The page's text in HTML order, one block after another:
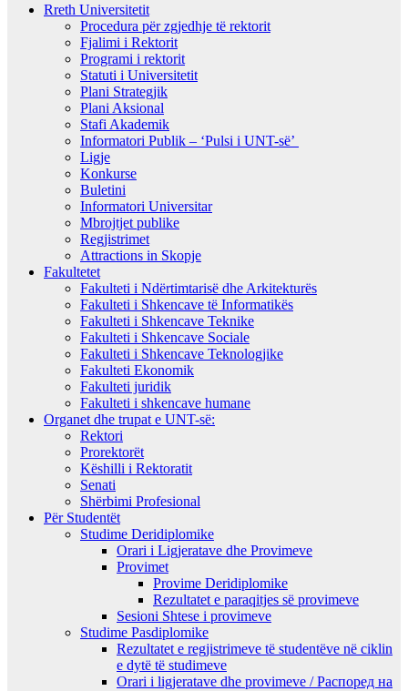
Rreth Universitetit
Procedura për zgjedhje të rektorit
Fjalimi i Rektorit
Programi i rektorit
Statuti i Universitetit
Plani Strategjik
Plani Aksional
Stafi Akademik
Informatori Publik – ‘Pulsi i UNT-së’
Ligje
Konkurse
Buletini
Informatori Universitar
Mbrojtjet publike
Regjistrimet
Attractions in Skopje
Fakultetet
Fakulteti i Ndërtimtarisë dhe Arkitekturës
Fakulteti i Shkencave të Informatikës
Fakulteti i Shkencave Teknike
Fakulteti i Shkencave Sociale
Fakulteti i Shkencave Teknologjike
Fakulteti Ekonomik
Fakulteti juridik
Fakulteti i shkencave humane
Organet dhe trupat e UNT-së:
Rektori
Prorektorët
Këshilli i Rektoratit
Senati
Shërbimi Profesional
Për Studentët
Studime Deridiplomike
Orari i Ligjeratave dhe Provimeve
Provimet
Provime Deridiplomike
Rezultatet e paraqitjes së provimeve
Sesioni Shtese i provimeve
Studime Pasdiplomike
Rezultatet e regjistrimeve të studentëve në ciklin
e dytë të studimeve
Orari i ligjeratave dhe provimeve / Распоред на